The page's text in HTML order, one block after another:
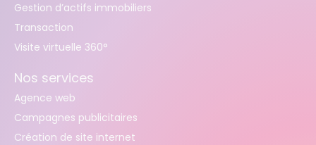
Gestion d’actifs immobiliers
Transaction
Visite virtuelle 360°
Nos services
Agence web
Campagnes publicitaires
Création de site internet